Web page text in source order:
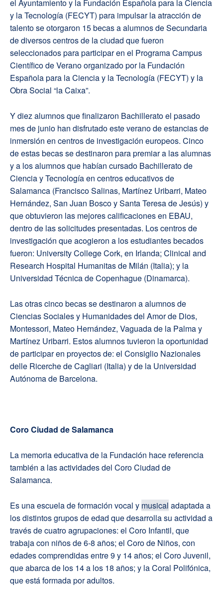
el Ayuntamiento y la Fundación Española para la Ciencia
y la Tecnología (FECYT) para impulsar la atracción de
talento se otorgaron 15 becas a alumnos de Secundaria
de diversos centros de la ciudad que fueron
seleccionados para participar en el Programa Campus
Científico de Verano organizado por la Fundación
Española para la Ciencia y la Tecnología (FECYT) y la
Obra Social “la Caixa”.
Y diez alumnos que finalizaron Bachillerato el pasado
mes de junio han disfrutado este verano de estancias de
inmersión en centros de investigación europeos. Cinco
de estas becas se destinaron para premiar a las alumnas
y a los alumnos que habían cursado Bachillerato de
Ciencia y Tecnología en centros educativos de
Salamanca (Francisco Salinas, Martínez Uribarri, Mateo
Hernández, San Juan Bosco y Santa Teresa de Jesús) y
que obtuvieron las mejores calificaciones en EBAU,
dentro de las solicitudes presentadas. Los centros de
investigación que acogieron a los estudiantes becados
fueron: University College Cork, en Irlanda; Clinical and
Research Hospital Humanitas de Milán (Italia); y la
Universidad Técnica de Copenhague (Dinamarca).
Las otras cinco becas se destinaron a alumnos de
Ciencias Sociales y Humanidades del Amor de Dios,
Montessori, Mateo Hernández, Vaguada de la Palma y
Martínez Uribarri. Estos alumnos tuvieron la oportunidad
de participar en proyectos de: el Consiglio Nazionales
delle Ricerche de Cagliari (Italia) y de la Universidad
Autónoma de Barcelona.
Coro Ciudad de Salamanca
La memoria educativa de la Fundación hace referencia
también a las actividades del Coro Ciudad de
Salamanca.
Es una escuela de formación vocal y musical adaptada a
los distintos grupos de edad que desarrolla su actividad a
través de cuatro agrupaciones: el Coro Infantil, que
trabaja con niños de 6-8 años; el Coro de Niños, con
edades comprendidas entre 9 y 14 años; el Coro Juvenil,
que abarca de los 14 a los 18 años; y la Coral Polifónica,
que está formada por adultos.